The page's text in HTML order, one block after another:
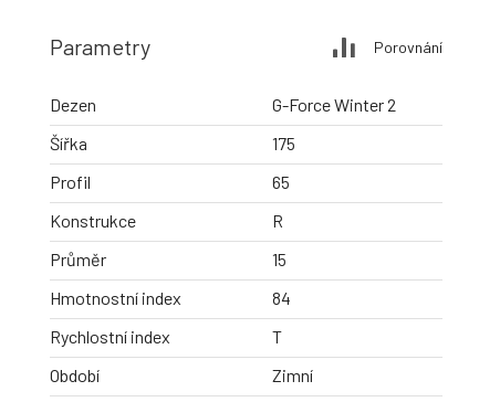
Parametry Porovnání
Dezen
G-Force Winter 2
Šířka
175
Profil
65
Konstrukce
R
Průměr
15
Hmotnostní index
84
Rychlostní index
T
Období
Zimní